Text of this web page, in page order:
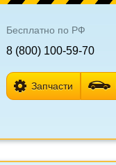
Бесплатно по РФ
8 (800) 100-59-70
Запчасти